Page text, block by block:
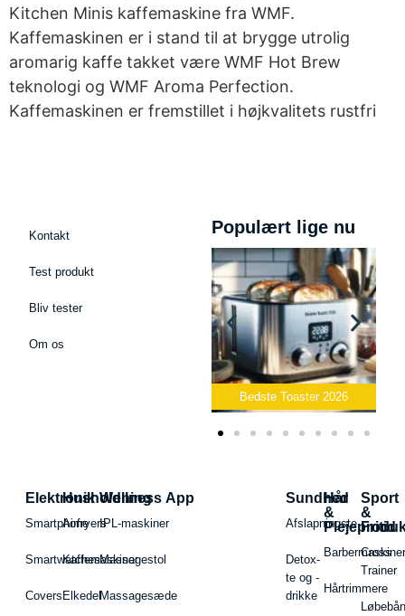
Kitchen Minis kaffemaskine fra WMF.
Kaffemaskinen er i stand til at brygge utrolig
aromarig kaffe takket være WMF Hot Brew
teknologi og WMF Aroma Perfection.
Kaffemaskinen er fremstillet i højkvalitets rustfri
Kontakt
Test produkt
Bliv tester
Om os
Populært lige nu
Bedste Toaster 2026
Elektronik
Smartphone
Smartwatches
Covers
Husholdning
Airfryers
Kaffemaskiner
Elkedel
Wellness App
IPL-maskiner
Massagestol
Massagesæde
Sundhed
Afslapningste
Detox-
te og -
drikke
Hår
&
Hårtrimmere
Sport
&
Fritid
Cross
Trainer